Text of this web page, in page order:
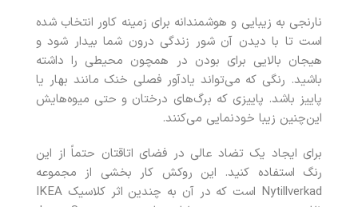
نارنجی به زیبایی و هوشمندانه برای زمینه کاور انتخاب شده
است تا با دیدن آن شور زندگی درون شما بیدار شود و
هیجان بالایی برای بودن در همچون محیطی را داشته
باشید. رنگی که می‌تواند یادآور فصلی خنک مانند بهار یا
پاییز باشد. پاییزی که‌ برگ‌های درختان و حتی میوه‌هایش
این‌چنین زیبا خودنمایی می‌کنند.
برای ایجاد یک تضاد عالی در فضای اتاقتان حتماً از این
رنگ استفاده کنید. این روکش کار بخشی از مجموعه
Nytillverkad است که در آن به چندین اثر کلاسیک IKEA